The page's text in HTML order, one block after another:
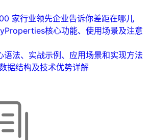
家行业领先企业告诉你差距在哪儿
核心功能、使用场景及注意
法、实战示例、应用场景和实现方法
据结构及技术优势详解